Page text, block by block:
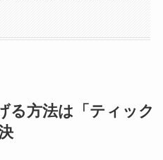
る方法は「ティック